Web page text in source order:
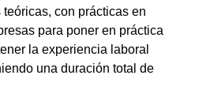
con prácticas en
para poner en práctica
la experiencia laboral
una duración total de